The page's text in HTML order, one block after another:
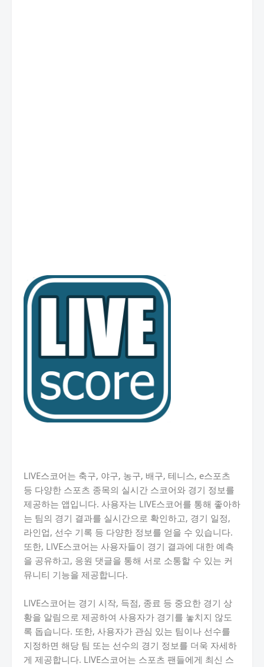
LIVE스코어는 축구, 야구, 농구, 배구, 테니스, e스포츠
등 다양한 스포츠 종목의 실시간 스코어와 경기 정보를
제공하는 앱입니다. 사용자는 LIVE스코어를 통해 좋아하
는 팀의 경기 결과를 실시간으로 확인하고, 경기 일정,
라인업, 선수 기록 등 다양한 정보를 얻을 수 있습니다.
또한, LIVE스코어는 사용자들이 경기 결과에 대한 예측
을 공유하고, 응원 댓글을 통해 서로 소통할 수 있는 커
뮤니티 기능을 제공합니다.
LIVE스코어는 경기 시작, 득점, 종료 등 중요한 경기 상
황을 알림으로 제공하여 사용자가 경기를 놓치지 않도
록 돕습니다. 또한, 사용자가 관심 있는 팀이나 선수를
지정하면 해당 팀 또는 선수의 경기 정보를 더욱 자세하
게 제공합니다. LIVE스코어는 스포츠 팬들에게 최신 스